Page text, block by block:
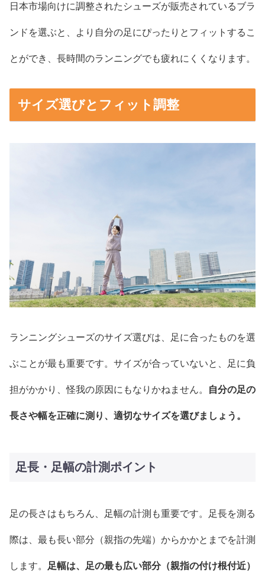
日本市場向けに調整されたシューズが販売されているブラ
ンドを選ぶと、より自分の足にぴったりとフィットするこ
とができ、長時間のランニングでも疲れにくくなります。
サイズ選びとフィット調整
ランニングシューズのサイズ選びは、足に合ったものを選
ぶことが最も重要です。サイズが合っていないと、足に負
担がかかり、怪我の原因にもなりかねません。 自分の足の
長さや幅を正確に測り、適切なサイズを選びましょう。
足長・足幅の計測ポイント
足の長さはもちろん、足幅の計測も重要です。足長を測る
際は、最も長い部分（親指の先端）からかかとまでを計測
します。 足幅は、足の最も広い部分（親指の付け根付近）